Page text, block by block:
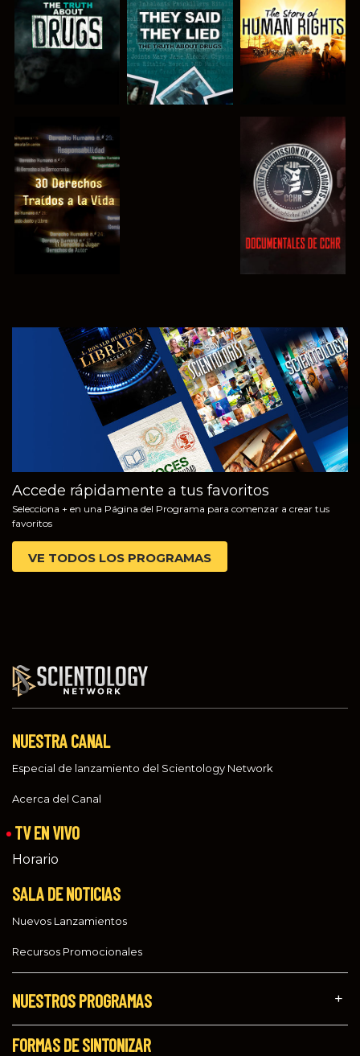
VE VE
VE
EXPLORA LAS
SERIES
Accede rápidamente a tus favoritos
Selecciona + en una Página del Programa para comenzar a crear tus
favoritos
VE TODOS LOS PROGRAMAS
NUESTRA CANAL
Especial de lanzamiento del Scientology Network
Acerca del Canal
TV EN VIVO
Horario
SALA DE NOTICIAS
Nuevos Lanzamientos
Recursos Promocionales
NUESTROS PROGRAMAS
FORMAS DE SINTONIZAR